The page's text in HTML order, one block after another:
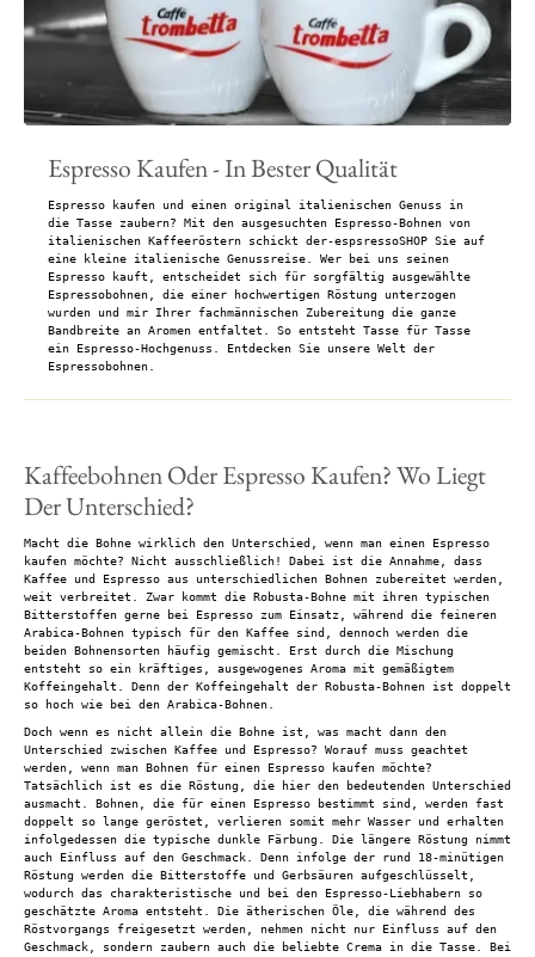
Espresso Kaufen - In Bester Qualität
Espresso kaufen und einen original italienischen Genuss in
die Tasse zaubern? Mit den ausgesuchten Espresso-Bohnen von
italienischen Kaffeeröstern schickt der-espsressoSHOP Sie auf
eine kleine italienische Genussreise. Wer bei uns seinen
Espresso kauft, entscheidet sich für sorgfältig ausgewählte
Espressobohnen, die einer hochwertigen Röstung unterzogen
wurden und mir Ihrer fachmännischen Zubereitung die ganze
Bandbreite an Aromen entfaltet. So entsteht Tasse für Tasse
ein Espresso-Hochgenuss. Entdecken Sie unsere Welt der
Espressobohnen.
Kaffeebohnen Oder Espresso Kaufen? Wo Liegt
Der Unterschied?
Macht die Bohne wirklich den Unterschied, wenn man einen Espresso
kaufen möchte? Nicht ausschließlich! Dabei ist die Annahme, dass
Kaffee und Espresso aus unterschiedlichen Bohnen zubereitet werden,
weit verbreitet. Zwar kommt die Robusta-Bohne mit ihren typischen
Bitterstoffen gerne bei Espresso zum Einsatz, während die feineren
Arabica-Bohnen typisch für den Kaffee sind, dennoch werden die
beiden Bohnensorten häufig gemischt. Erst durch die Mischung
entsteht so ein kräftiges, ausgewogenes Aroma mit gemäßigtem
Koffeingehalt. Denn der Koffeingehalt der Robusta-Bohnen ist doppelt
so hoch wie bei den Arabica-Bohnen.
Doch wenn es nicht allein die Bohne ist, was macht dann den
Unterschied zwischen Kaffee und Espresso? Worauf muss geachtet
werden, wenn man Bohnen für einen Espresso kaufen möchte?
Tatsächlich ist es die Röstung, die hier den bedeutenden Unterschied
ausmacht. Bohnen, die für einen Espresso bestimmt sind, werden fast
doppelt so lange geröstet, verlieren somit mehr Wasser und erhalten
infolgedessen die typische dunkle Färbung. Die längere Röstung nimmt
auch Einfluss auf den Geschmack. Denn infolge der rund 18-minütigen
Röstung werden die Bitterstoffe und Gerbsäuren aufgeschlüsselt,
wodurch das charakteristische und bei den Espresso-Liebhabern so
geschätzte Aroma entsteht. Die ätherischen Öle, die während des
Röstvorgangs freigesetzt werden, nehmen nicht nur Einfluss auf den
Geschmack, sondern zaubern auch die beliebte Crema in die Tasse. Bei